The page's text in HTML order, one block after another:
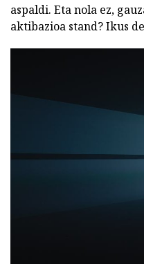
aspaldi. Eta nola ez,
aktibazioa stand? Ikus